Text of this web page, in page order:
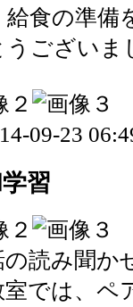
食の準備
うございま
09-23
習
読み聞か
では、ペ